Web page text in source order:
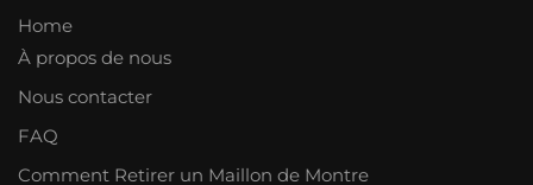
Home
À propos de nous
Nous contacter
FAQ
Comment Retirer un Maillon de Montre